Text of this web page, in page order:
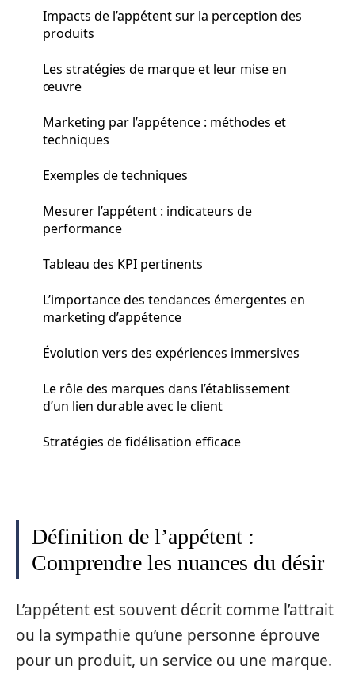
Impacts de l’appétent sur la perception des
produits
Les stratégies de marque et leur mise en
œuvre
Marketing par l’appétence : méthodes et
techniques
Exemples de techniques
Mesurer l’appétent : indicateurs de
performance
Tableau des KPI pertinents
L’importance des tendances émergentes en
marketing d’appétence
Évolution vers des expériences immersives
Le rôle des marques dans l’établissement
d’un lien durable avec le client
Stratégies de fidélisation efficace
Définition de l’appétent :
Comprendre les nuances du désir
L’appétent est souvent décrit comme l’attrait
ou la sympathie qu’une personne éprouve
pour un produit, un service ou une marque.